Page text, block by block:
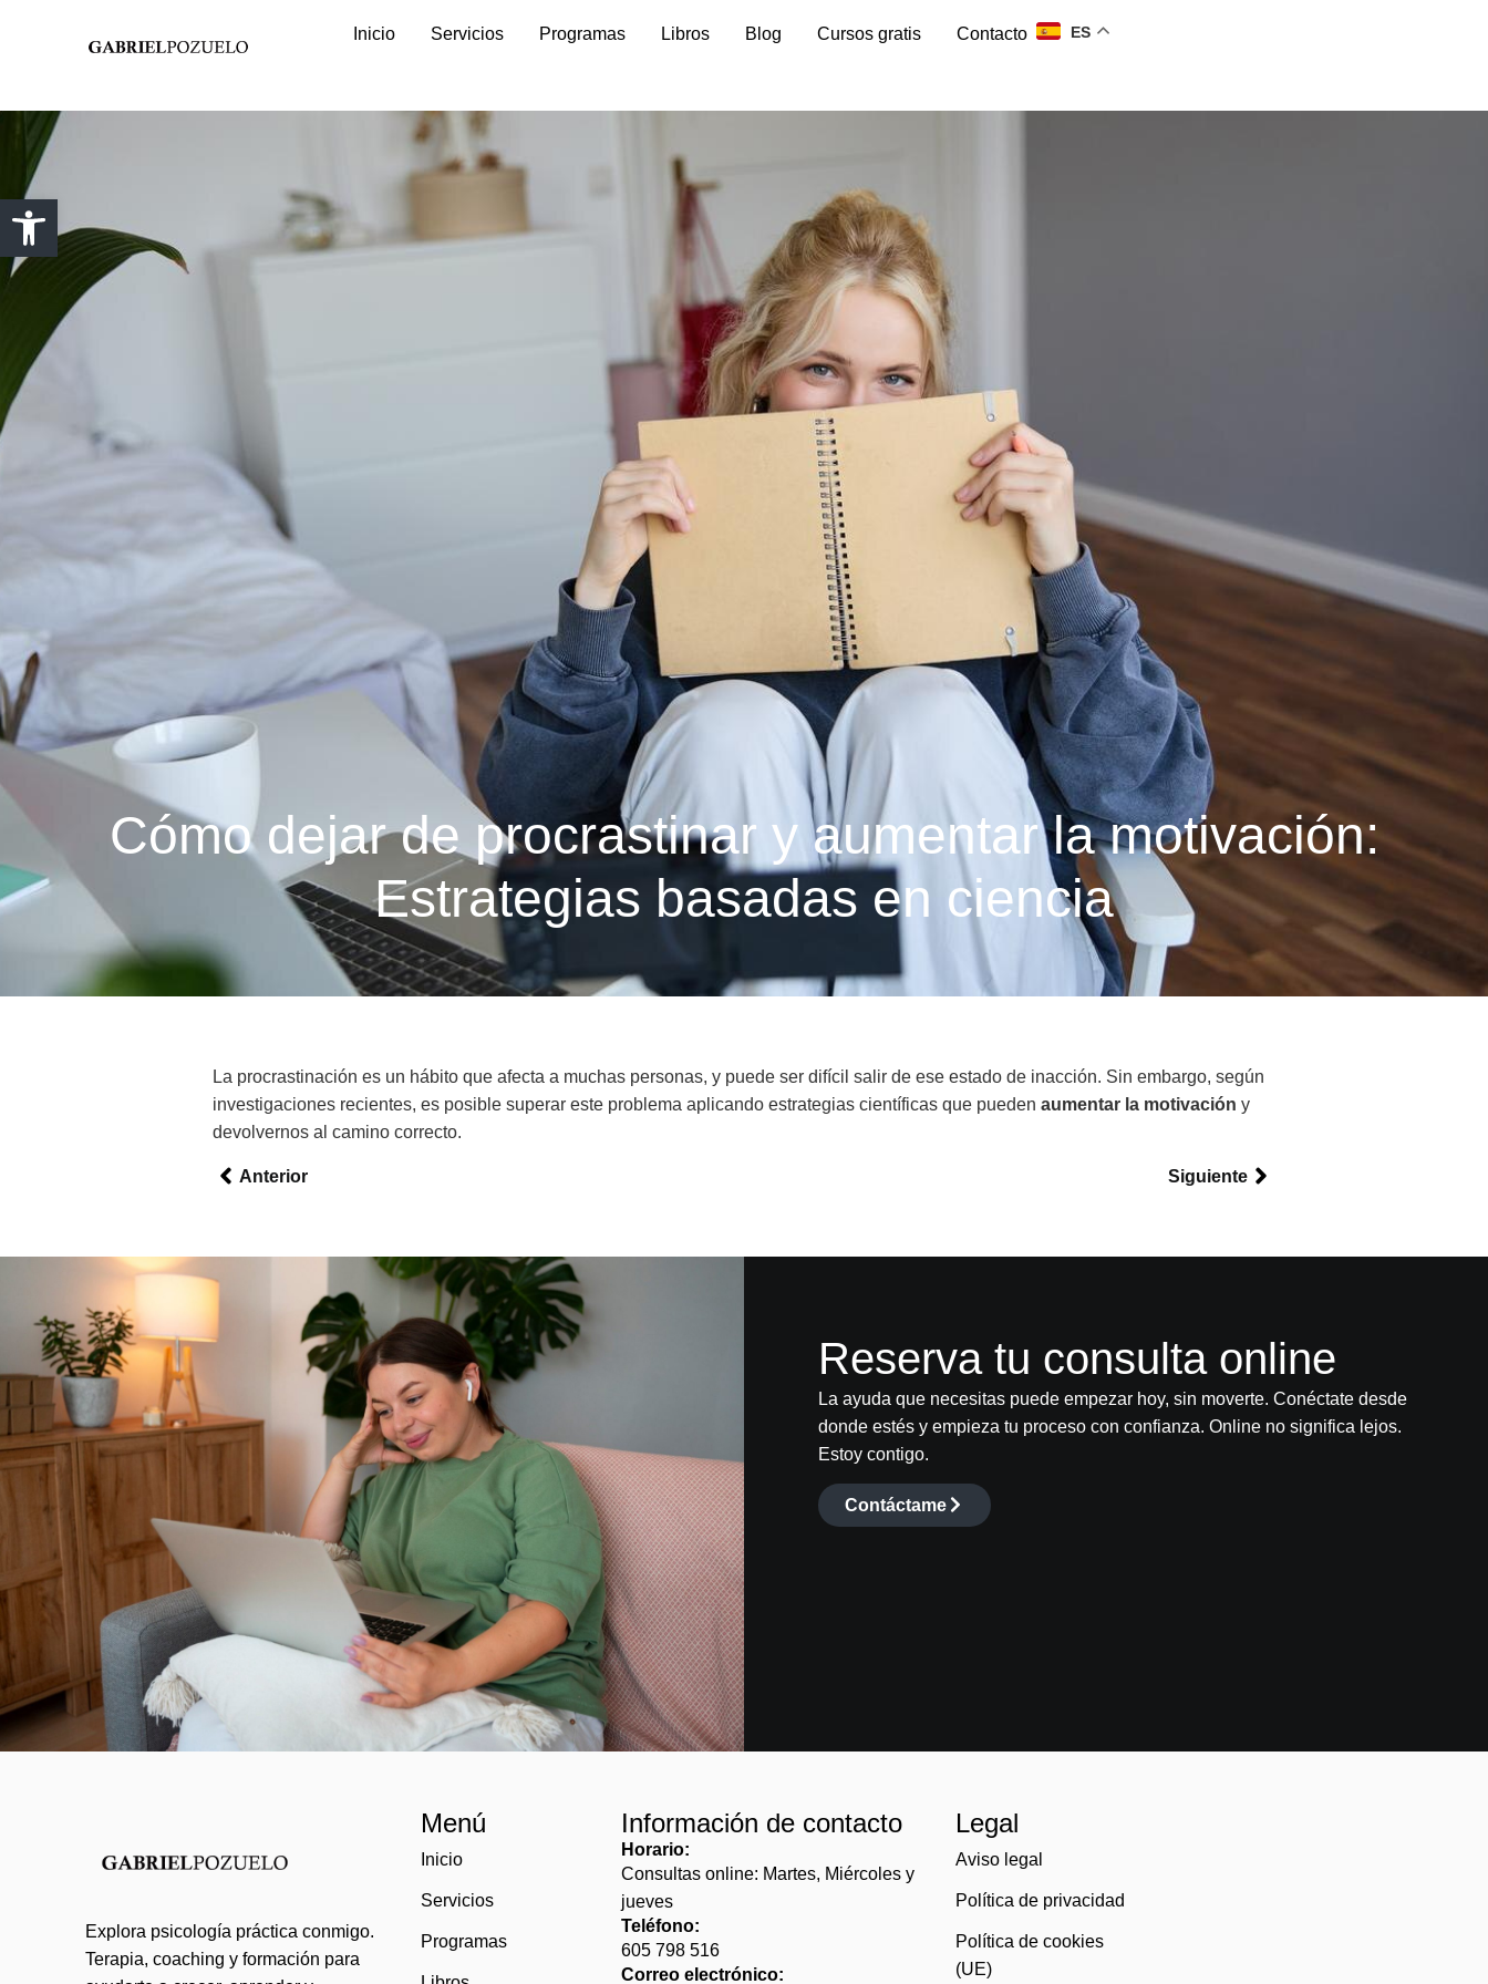
Inicio Servicios Programas Libros Blog Cursos gratis Contacto ES
Cómo dejar de procrastinar y aumentar la motivación:
Estrategias basadas en ciencia
La procrastinación es un hábito que afecta a muchas personas, y puede ser difícil salir de ese estado de inacción. Sin embargo, según
investigaciones recientes, es posible superar este problema aplicando estrategias científicas que pueden aumentar la motivación y
devolvernos al camino correcto.
Anterior Siguiente
Reserva tu consulta online
La ayuda que necesitas puede empezar hoy, sin moverte. Conéctate desde
donde estés y empieza tu proceso con confianza. Online no significa lejos.
Estoy contigo.
Contáctame
Explora psicología práctica conmigo.
Terapia, coaching y formación para
Menú
Inicio
Servicios
Programas
Información de contacto
Horario:
Consultas online: Martes, Miércoles y
jueves
Teléfono:
605 798 516
Correo electrónico:
Legal
Aviso legal
Política de privacidad
Política de cookies
(UE)